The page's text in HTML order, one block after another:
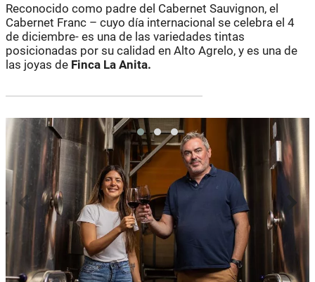
Reconocido como padre del Cabernet Sauvignon, el
Cabernet Franc – cuyo día internacional se celebra el 4
de diciembre- es una de las variedades tintas
posicionadas por su calidad en Alto Agrelo, y es una de
las joyas de Finca La Anita.